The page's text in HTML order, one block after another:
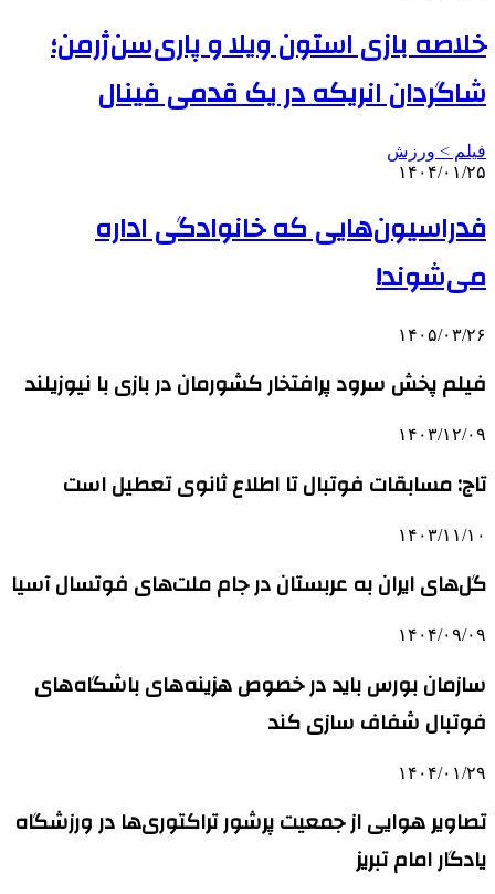
خلاصه بازی استون ویلا و پاری‌سن‌ژرمن؛
شاگردان انریکه در یک قدمی فینال
فیلم > ورزش
۱۴۰۴/۰۱/۲۵
فدراسیون‌هایی که خانوادگی اداره
می‌شوند!
۱۴۰۵/۰۳/۲۶
فیلم پخش سرود پرافتخار کشورمان در بازی با نیوزیلند
۱۴۰۳/۱۲/۰۹
تاج: مسابقات فوتبال تا اطلاع ثانوی تعطیل است
۱۴۰۳/۱۱/۱۰
گل‌های ایران به عربستان در جام ملت‌های فوتسال آسیا
۱۴۰۴/۰۹/۰۹
سازمان بورس باید در خصوص هزینه‌های باشگاه‌های
فوتبال شفاف سازی کند
۱۴۰۴/۰۱/۲۹
تصاویر هوایی از جمعیت پرشور تراکتوری‌ها در ورزشگاه
یادگار امام تبریز